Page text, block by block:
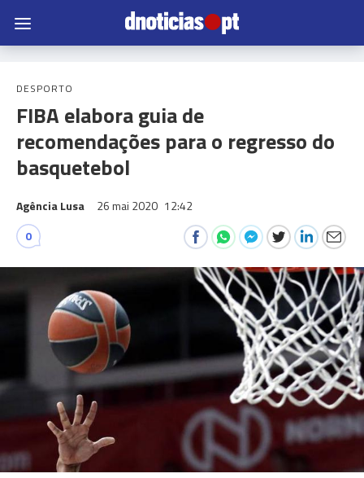
DESPORTO
FIBA elabora guia de
recomendações para o regresso do
basquetebol
Agência Lusa 26 mai 2020 12:42
0